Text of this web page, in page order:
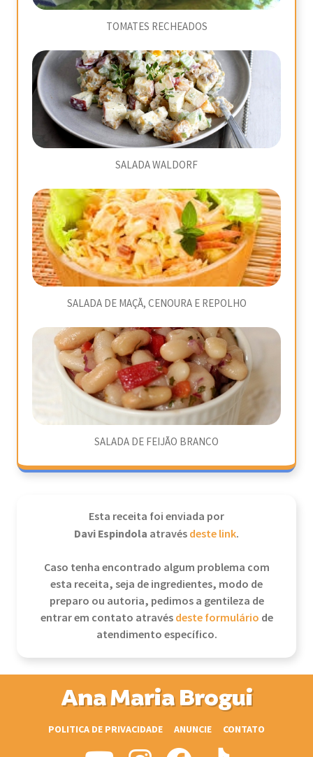
TOMATES RECHEADOS
SALADA WALDORF
SALADA DE MAÇÃ, CENOURA E REPOLHO
SALADA DE FEIJÃO BRANCO
Esta receita foi enviada por
Davi Espindola atravésdeste link.
Caso tenha encontrado algum problema com
esta receita, seja de ingredientes, modo de
preparo ou autoria, pedimos a gentileza de
entrar em contato atravésdeste formulário de
atendimento específico.
Ana Maria Brogui
POLITICA DE PRIVACIDADE ANUNCIE CONTATO